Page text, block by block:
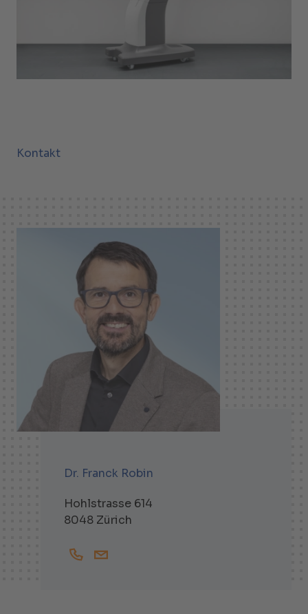
Kontakt
Dr. Franck Robin
Hohlstrasse 614
8048 Zürich
+41444381809
Franck.Robin@helbling.ch